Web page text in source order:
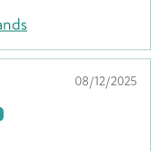
08/12/2025